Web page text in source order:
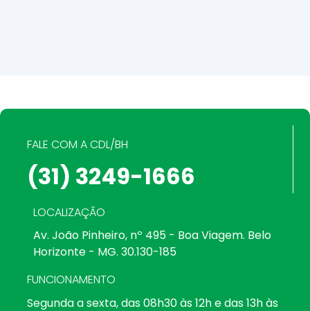
FALE COM A CDL/BH
(31) 3249-1666
LOCALIZAÇÃO
Av. João Pinheiro, nº 495 - Boa Viagem. Belo
Horizonte - MG. 30.130-185
FUNCIONAMENTO
Segunda a sexta, das 08h30 às 12h e das 13h às